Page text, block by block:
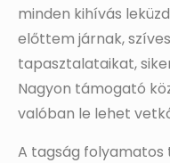
minden kihívás
előttem járnak,
tapasztalataikat,
Nagyon támogató
valóban le lehet
A tagság folyamatos